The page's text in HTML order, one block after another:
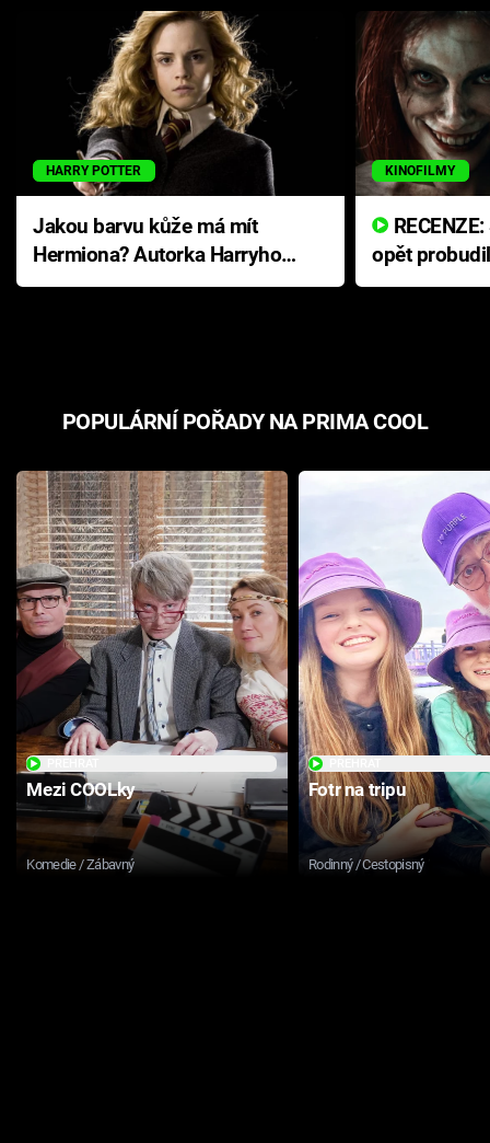
HARRY POTTER
Jakou barvu kůže má mít
Hermiona? Autorka Harryho
Pottera přišla s ráznou
KINOFILMY
opět
přichází s
POPULÁRNÍ POŘADY NA PRIMA COOL
Mezi COOLky
Komedie / Zábavný
Fotr na tripu
Rodinný / Cestopisný